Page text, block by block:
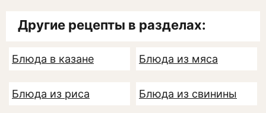
Другие рецепты в разделах:
Блюда в казане Блюда из мяса
Блюда из риса Блюда из свинины